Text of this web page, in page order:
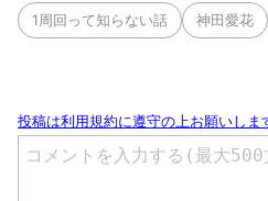
1周回って知らない話 神田愛花